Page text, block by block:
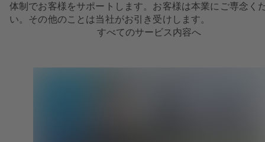
体制でお客様をサポートします。お客様は本業にご専念く
い。その他のことは当社がお引き受けします。
すべてのサービス内容へ